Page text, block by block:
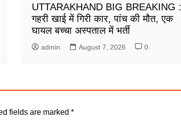
UTTARAKHAND BIG BREAKING :
गहरी खाई में गिरी कार, पांच की मौत, एक
घायल बच्चा अस्पताल में भर्ती
admin August 7, 2026 0
fields are marked *